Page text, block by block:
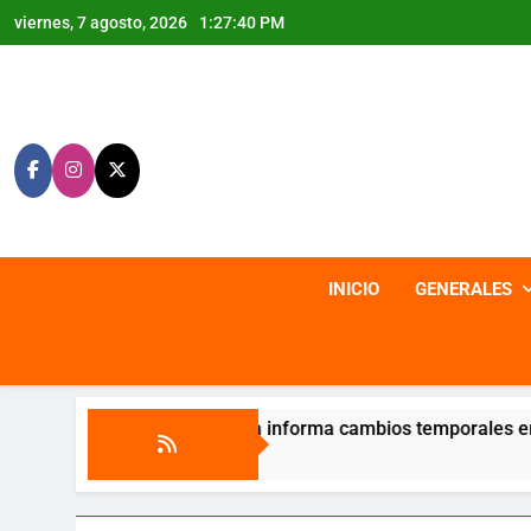
Saltar
al
viernes, 7 agosto, 2026 1:27:41 PM
INICIO GENERALES
informa cambios temporales en sus canales de